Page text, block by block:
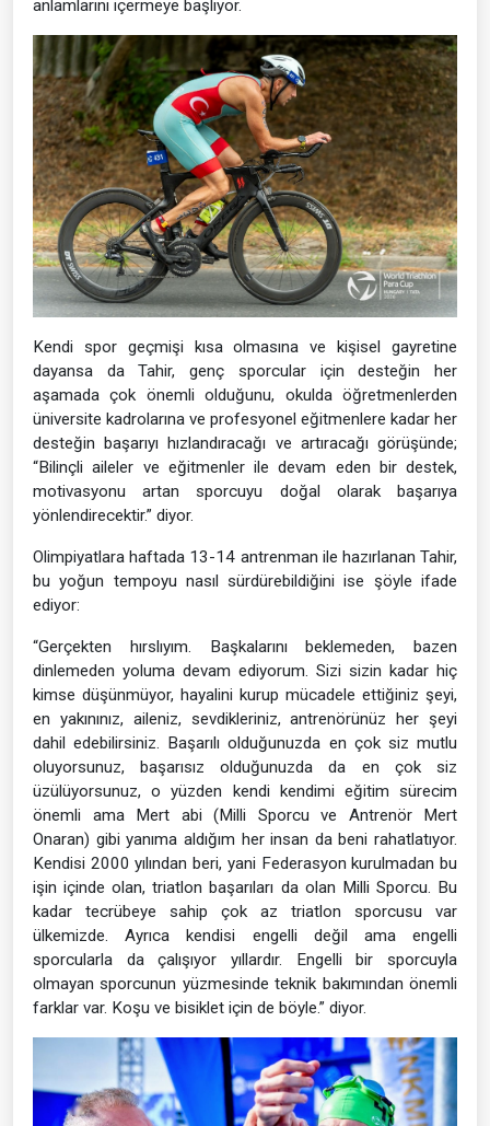
anlamlarını içermeye başlıyor.
Kendi spor geçmişi kısa olmasına ve kişisel gayretine
dayansa da Tahir, genç sporcular için desteğin her
aşamada çok önemli olduğunu, okulda öğretmenlerden
üniversite kadrolarına ve profesyonel eğitmenlere kadar her
desteğin başarıyı hızlandıracağı ve artıracağı görüşünde;
“Bilinçli aileler ve eğitmenler ile devam eden bir destek,
motivasyonu artan sporcuyu doğal olarak başarıya
yönlendirecektir.” diyor.
Olimpiyatlara haftada 13-14 antrenman ile hazırlanan Tahir,
bu yoğun tempoyu nasıl sürdürebildiğini ise şöyle ifade
ediyor:
“Gerçekten hırslıyım. Başkalarını beklemeden, bazen
dinlemeden yoluma devam ediyorum. Sizi sizin kadar hiç
kimse düşünmüyor, hayalini kurup mücadele ettiğiniz şeyi,
en yakınınız, aileniz, sevdikleriniz, antrenörünüz her şeyi
dahil edebilirsiniz. Başarılı olduğunuzda en çok siz mutlu
oluyorsunuz, başarısız olduğunuzda da en çok siz
üzülüyorsunuz, o yüzden kendi kendimi eğitim sürecim
önemli ama Mert abi (Milli Sporcu ve Antrenör Mert
Onaran) gibi yanıma aldığım her insan da beni rahatlatıyor.
Kendisi 2000 yılından beri, yani Federasyon kurulmadan bu
işin içinde olan, triatlon başarıları da olan Milli Sporcu. Bu
kadar tecrübeye sahip çok az triatlon sporcusu var
ülkemizde. Ayrıca kendisi engelli değil ama engelli
sporcularla da çalışıyor yıllardır. Engelli bir sporcuyla
olmayan sporcunun yüzmesinde teknik bakımından önemli
farklar var. Koşu ve bisiklet için de böyle.” diyor.